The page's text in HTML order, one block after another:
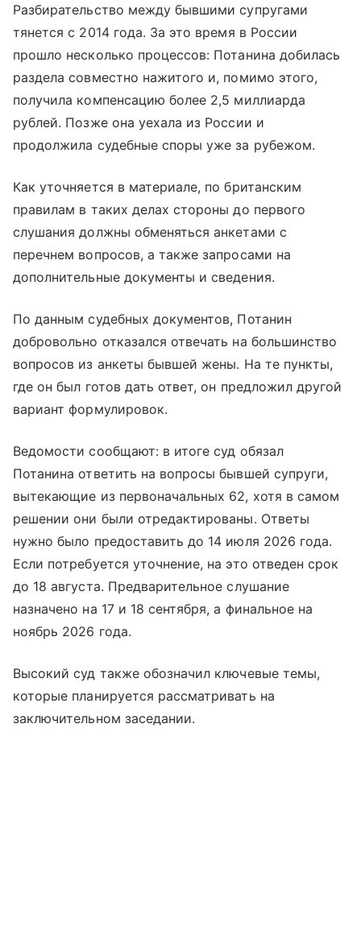
Разбирательство между бывшими супругами
тянется с 2014 года. За это время в России
прошло несколько процессов: Потанина добилась
раздела совместно нажитого и, помимо этого,
получила компенсацию более 2,5 миллиарда
рублей. Позже она уехала из России и
продолжила судебные споры уже за рубежом.
Как уточняется в материале, по британским
правилам в таких делах стороны до первого
слушания должны обменяться анкетами с
перечнем вопросов, а также запросами на
дополнительные документы и сведения.
По данным судебных документов, Потанин
добровольно отказался отвечать на большинство
вопросов из анкеты бывшей жены. На те пункты,
где он был готов дать ответ, он предложил другой
вариант формулировок.
Ведомости сообщают: в итоге суд обязал
Потанина ответить на вопросы бывшей супруги,
вытекающие из первоначальных 62, хотя в самом
решении они были отредактированы. Ответы
нужно было предоставить до 14 июля 2026 года.
Если потребуется уточнение, на это отведен срок
до 18 августа. Предварительное слушание
назначено на 17 и 18 сентября, а финальное на
ноябрь 2026 года.
Высокий суд также обозначил ключевые темы,
которые планируется рассматривать на
заключительном заседании.